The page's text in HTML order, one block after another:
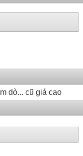
dò... cũ giá cao